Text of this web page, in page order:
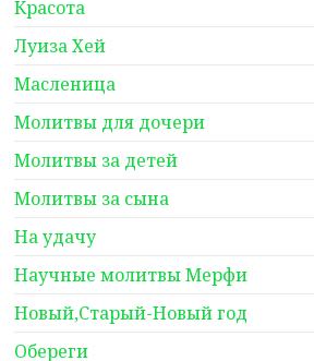
Красота
Луиза Хей
Масленица
Молитвы для дочери
Молитвы за детей
Молитвы за сына
На удачу
Научные молитвы Мерфи
Новый,Старый-Новый год
Обереги